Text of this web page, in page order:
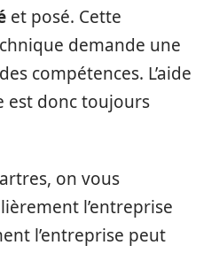
et posé. Cette
demande une
compétences. L’aide
est donc toujours
on vous
l’entreprise
l’entreprise peut